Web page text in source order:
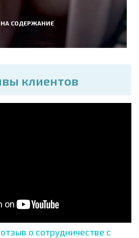
СОДЕРЖАНИЕ
клиентов
о сотрудничестве с